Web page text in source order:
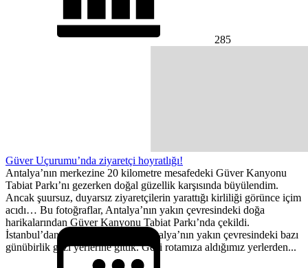
285
Güver Uçurumu’nda ziyaretçi hoyratlığı!
Antalya’nın merkezine 20 kilometre mesafedeki Güver Kanyonu
Tabiat Parkı’nı gezerken doğal güzellik karşısında büyülendim.
Ancak şuursuz, duyarsız ziyaretçilerin yarattığı kirliliği görünce içim
acıdı… Bu fotoğraflar, Antalya’nın yakın çevresindeki doğa
harikalarından Güver Kanyonu Tabiat Parkı’nda çekildi.
İstanbul’dan konuğumuz geldi, Antalya’nın yakın çevresindeki bazı
günübirlik gezi yerlerine gittik. Gezi rotamıza aldığımız yerlerden...